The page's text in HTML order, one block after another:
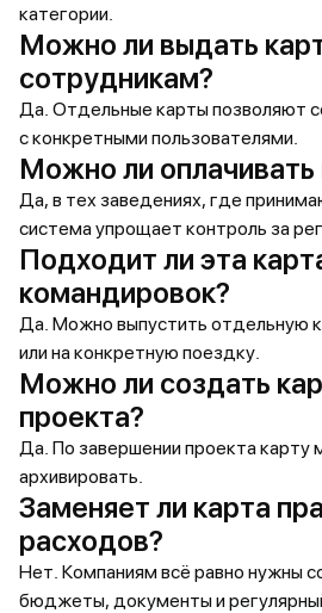
категории.
Можно ли выдать
сотрудникам?
Да. Отдельные карты позволяют
с конкретными пользователями.
Можно ли оплачивать
Да, в тех заведениях, где
система упрощает контроль за
Подходит ли эта
командировок?
Да. Можно выпустить отдельную
или на конкретную поездку.
Можно ли создать
проекта?
Да. По завершении проекта карту
архивировать.
Заменяет ли карта
расходов?
Нет. Компаниям всё равно нужны
бюджеты, документы и